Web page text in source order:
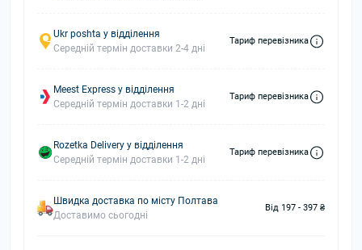
Ukr poshta у відділення
Середній термін доставки 2-4 дні
Тариф перевізника
Meest Express у відділення
Середній термін доставки 1-2 дні
Тариф перевізника
Rozetka Delivery у відділення
Середній термін доставки 1-2 дні
Тариф перевізника
Швидка доставка по місту Полтава
Доставимо сьогодні
Від 197 - 397 ₴